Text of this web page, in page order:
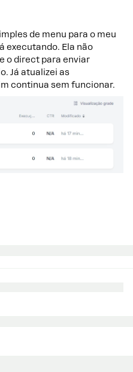
de menu para o meu
executando. Ela não
o direct para enviar
Já atualizei as
continua sem funcionar.